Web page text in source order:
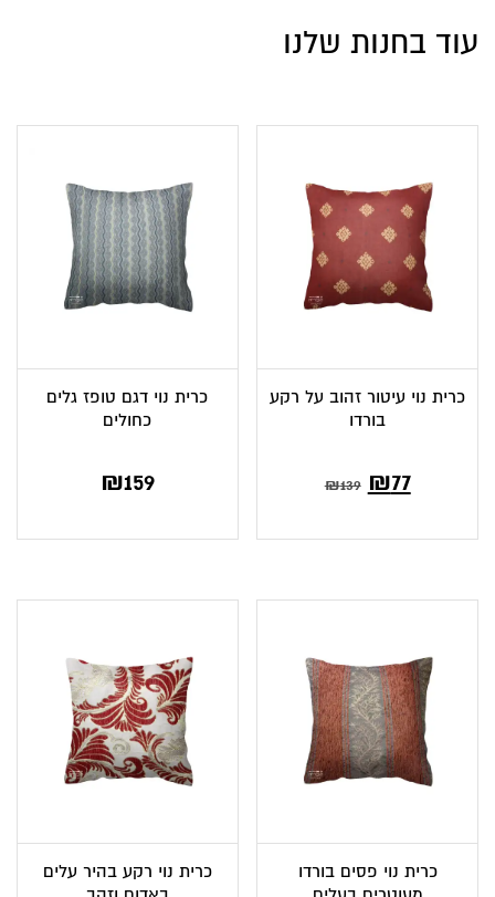
עוד בחנות שלנו
כרית נוי עיטור זהוב על רקע
בורדו
₪139 המחיר
₪139.
₪77המחיר
₪77.
כרית נוי דגם טופז גלים
כחולים
₪159
כרית נוי פסים בורדו
כרית נוי רקע בהיר עלים